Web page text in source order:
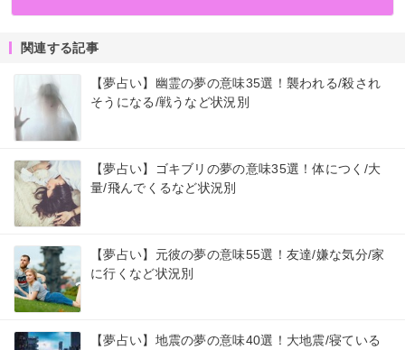
関連する記事
【夢占い】幽霊の夢の意味35選！襲われる/殺され
そうになる/戦うなど状況別
【夢占い】ゴキブリの夢の意味35選！体につく/大
量/飛んでくるなど状況別
【夢占い】元彼の夢の意味55選！友達/嫌な気分/家
に行くなど状況別
【夢占い】地震の夢の意味40選！大地震/寝ている